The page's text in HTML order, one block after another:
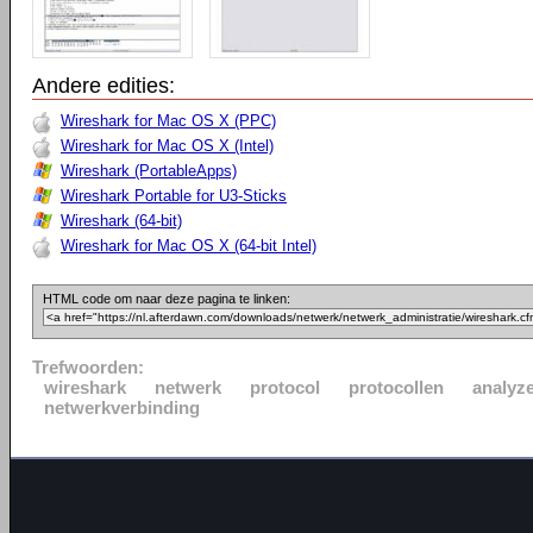
Andere edities:
Wireshark for Mac OS X (PPC)
Wireshark for Mac OS X (Intel)
Wireshark (PortableApps)
Wireshark Portable for U3-Sticks
Wireshark (64-bit)
Wireshark for Mac OS X (64-bit Intel)
HTML code om naar deze pagina te linken:
Trefwoorden:
wireshark
netwerk protocol protocollen
netwerkverbinding